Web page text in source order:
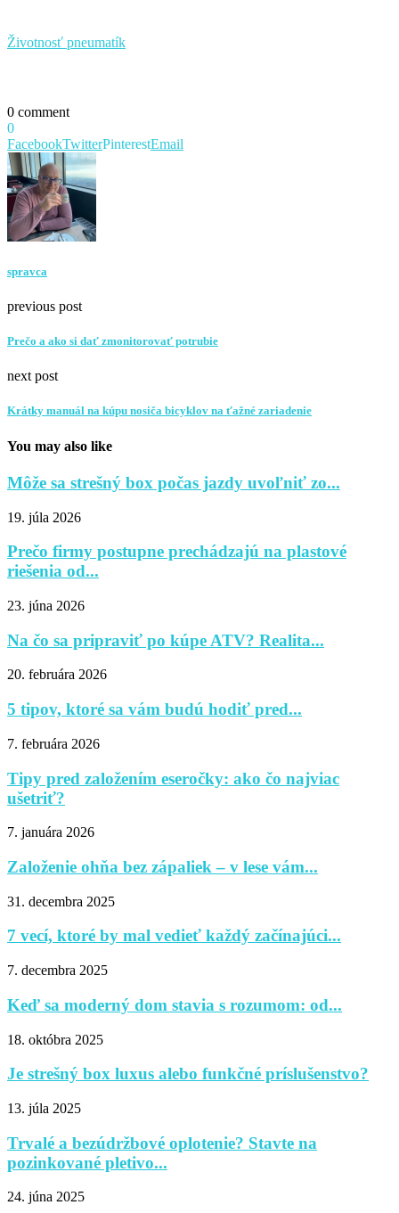
Životnosť pneumatík
0 comment
0
FacebookTwitterPinterestEmail
spravca
previous post
Prečo a ako si dať zmonitorovať potrubie
next post
Krátky manuál na kúpu nosiča bicyklov na ťažné zariadenie
You may also like
Môže sa strešný box počas jazdy uvoľniť zo...
19. júla 2026
Prečo firmy postupne prechádzajú na plastové
riešenia od...
23. júna 2026
Na čo sa pripraviť po kúpe ATV? Realita...
20. februára 2026
5 tipov, ktoré sa vám budú hodiť pred...
7. februára 2026
Tipy pred založením eseročky: ako čo najviac
ušetriť?
7. januára 2026
Založenie ohňa bez zápaliek – v lese vám...
31. decembra 2025
7 vecí, ktoré by mal vedieť každý začínajúci...
7. decembra 2025
Keď sa moderný dom stavia s rozumom: od...
18. októbra 2025
Je strešný box luxus alebo funkčné príslušenstvo?
13. júla 2025
Trvalé a bezúdržbové oplotenie? Stavte na
pozinkované pletivo...
24. júna 2025